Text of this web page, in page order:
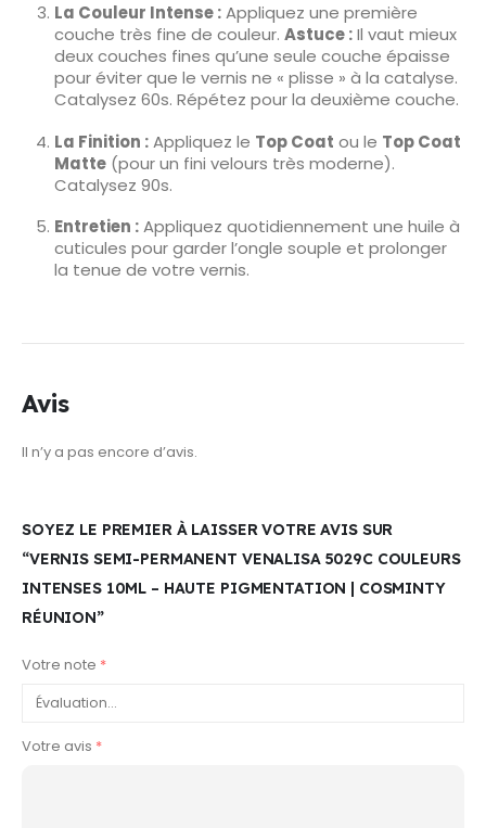
La Couleur Intense :Appliquez une première
couche très fine de couleur. Astuce :Il vaut mieux
deux couches fines qu’une seule couche épaisse
pour éviter que le vernis ne « plisse » à la catalyse.
Catalysez 60s. Répétez pour la deuxième couche.
La Finition :Appliquez le Top Coat ou le Top Coat
Matte(pour un fini velours très moderne).
Catalysez 90s.
Entretien :Appliquez quotidiennement une huile à
cuticules pour garder l’ongle souple et prolonger
la tenue de votre vernis.
Avis
Il n’y a pas encore d’avis.
SOYEZ LE PREMIER À LAISSER VOTRE AVIS SUR
“VERNIS SEMI-PERMANENT VENALISA 5029C COULEURS
INTENSES 10ML – HAUTE PIGMENTATION | COSMINTY
RÉUNION”
Votre note *
Votre avis *